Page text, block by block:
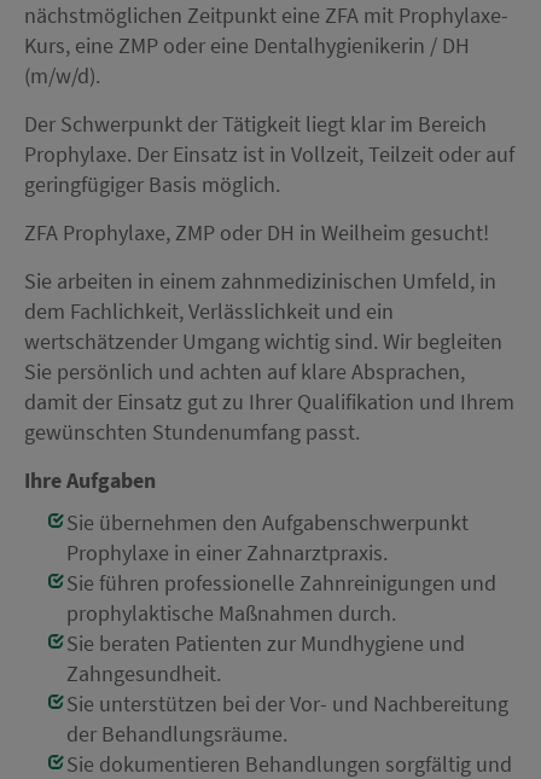
nächstmöglichen Zeitpunkt eine ZFA mit Prophylaxe-
Kurs, eine ZMP oder eine Dentalhygienikerin / DH
(m/w/d).
Der Schwerpunkt der Tätigkeit liegt klar im Bereich
Prophylaxe. Der Einsatz ist in Vollzeit, Teilzeit oder auf
geringfügiger Basis möglich.
ZFA Prophylaxe, ZMP oder DH in Weilheim gesucht!
Sie arbeiten in einem zahnmedizinischen Umfeld, in
dem Fachlichkeit, Verlässlichkeit und ein
wertschätzender Umgang wichtig sind. Wir begleiten
Sie persönlich und achten auf klare Absprachen,
damit der Einsatz gut zu Ihrer Qualifikation und Ihrem
gewünschten Stundenumfang passt.
Ihre Aufgaben
Sie übernehmen den Aufgabenschwerpunkt
Prophylaxe in einer Zahnarztpraxis.
Sie führen professionelle Zahnreinigungen und
prophylaktische Maßnahmen durch.
Sie beraten Patienten zur Mundhygiene und
Zahngesundheit.
Sie unterstützen bei der Vor- und Nachbereitung
der Behandlungsräume.
Sie dokumentieren Behandlungen sorgfältig und